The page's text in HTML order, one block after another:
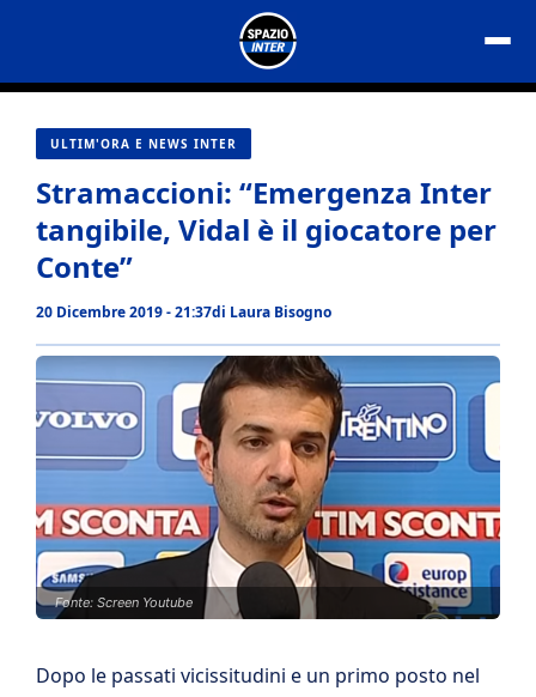
contenuto
ULTIM'ORA E NEWS INTER
Stramaccioni: “Emergenza Inter
tangibile, Vidal è il giocatore per
Conte”
20 Dicembre 2019 - 21:37di Laura Bisogno
Fonte: Screen Youtube
Dopo le passati vicissitudini e un primo posto nel